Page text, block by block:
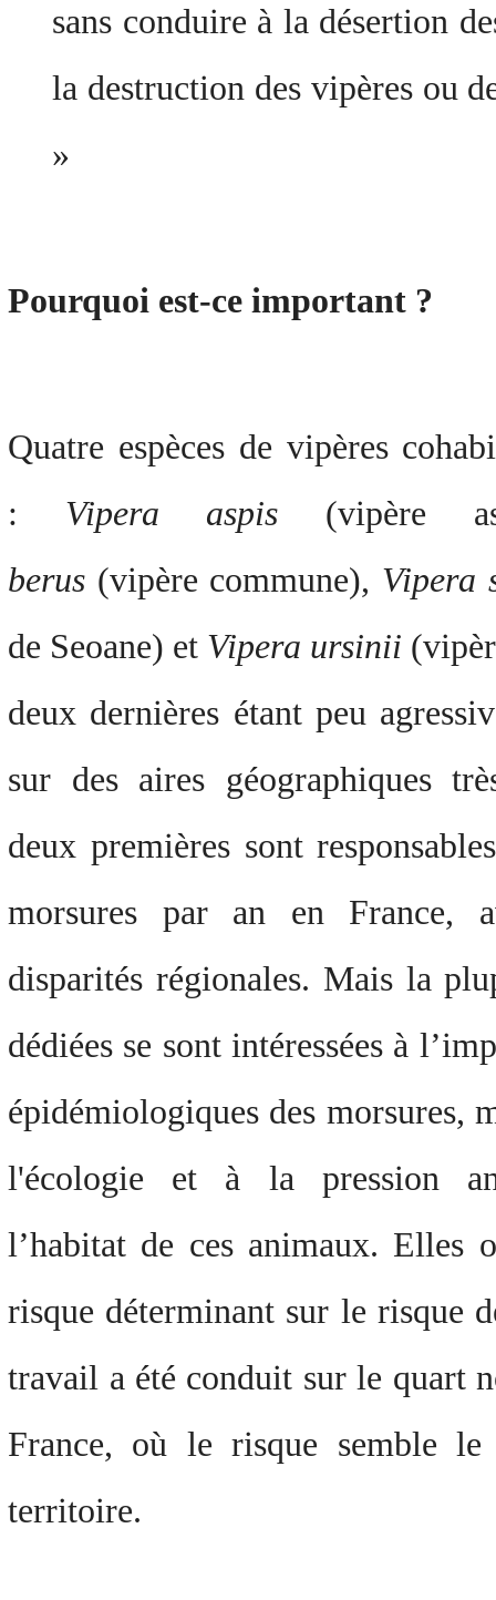
sans conduire à la désertion
la destruction des vipères ou
»
Pourquoi est-ce important ?
Quatre espèces de vipères
: Vipera aspis (vipère
berus (vipère commune), Vipera
de Seoane) et Vipera ursinii
deux dernières étant peu
sur des aires géographiques
deux premières sont
morsures par an en France,
disparités régionales. Mais la
dédiées se sont intéressées à
épidémiologiques des morsures,
l'écologie et à la pression
l’habitat de ces animaux. Elles
risque déterminant sur le risque
travail a été conduit sur le quart
France, où le risque semble
territoire.